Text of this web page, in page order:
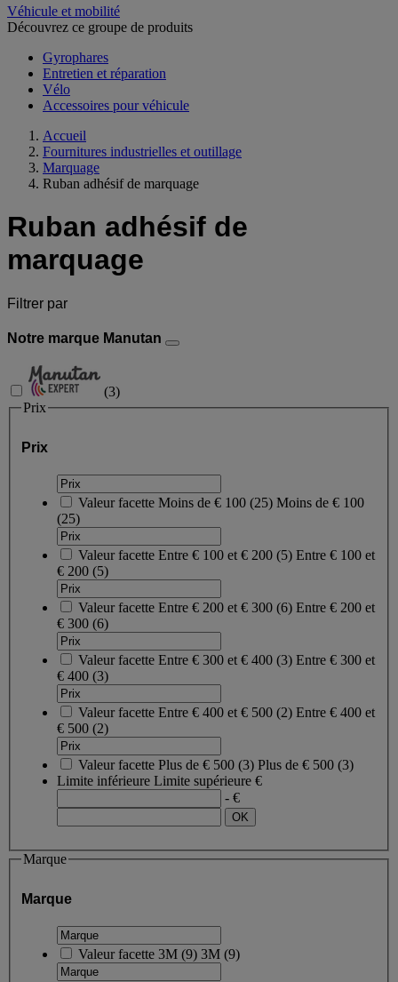
Véhicule et mobilité
Découvrez ce groupe de produits
Gyrophares
Entretien et réparation
Vélo
Accessoires pour véhicule
Accueil
Fournitures industrielles et outillage
Marquage
Ruban adhésif de marquage
Ruban adhésif de
marquage
Filtrer par
Notre marque Manutan
(3)
Prix
Prix
Valeur facette Moins de € 100 (25) Moins de € 100
(25)
Valeur facette Entre € 100 et € 200 (5) Entre € 100 et
€ 200 (5)
Valeur facette Entre € 200 et € 300 (6) Entre € 200 et
€ 300 (6)
Valeur facette Entre € 300 et € 400 (3) Entre € 300 et
€ 400 (3)
Valeur facette Entre € 400 et € 500 (2) Entre € 400 et
€ 500 (2)
Valeur facette Plus de € 500 (3) Plus de € 500 (3)
Limite inférieure Limite supérieure €
- €
Marque
Marque
Valeur facette 3M (9) 3M (9)